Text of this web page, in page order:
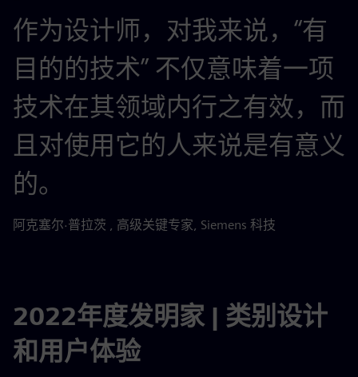
作为设计师，对我来说，“有
目的的技术” 不仅意味着一项
技术在其领域内行之有效，而
且对使用它的人来说是有意义
的。
阿克塞尔·普拉茨 , 高级关键专家, Siemens 科技
2022年度发明家 | 类别设计
和用户体验